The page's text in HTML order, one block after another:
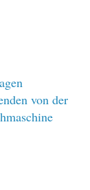
von der